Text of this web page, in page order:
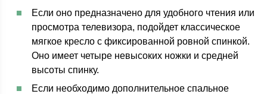
Если оно предназначено для удобного чтения или
просмотра телевизора, подойдет классическое
мягкое кресло с фиксированной ровной спинкой.
Оно имеет четыре невысоких ножки и средней
высоты спинку.
Если необходимо дополнительное спальное